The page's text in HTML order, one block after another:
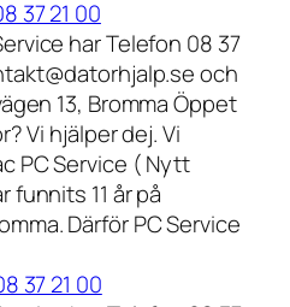
37 21 00
har Telefon 08 37
och
13, Bromma Öppet
Vi hjälper dej. Vi
PC Service ( Nytt
funnits 11 år på
Därför PC Service
37 21 00